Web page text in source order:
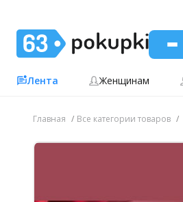
Лента Женщинам
Главная Все категории товаров